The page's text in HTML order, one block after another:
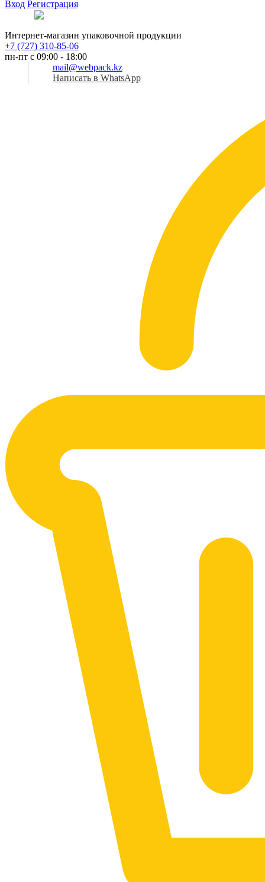
Вход Регистрация
Интернет-магазин упаковочной продукции
+7 (727) 310-85-06
пн-пт с 09:00 - 18:00
mail@webpack.kz
Написать в WhatsApp